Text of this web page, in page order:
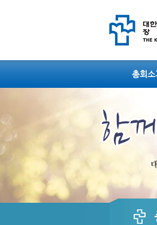
총회소